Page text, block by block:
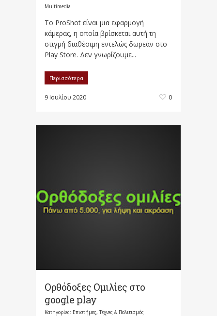
Multimedia
To ProShot είναι μια εφαρμογή
κάμερας, η οποία βρίσκεται αυτή τη
στιγμή διαθέσιμη εντελώς δωρεάν στο
Play Store. Δεν γνωρίζουμε...
Περισσότερα
9 Ιουλίου 2020 0
Ορθόδοξες Ομιλίες στο
google play
Κατηγορίες: Επιστήμες, Τέχνες & Πολιτισμός